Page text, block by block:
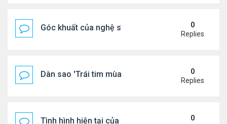
Góc khuất của nghệ sĩ Hoài Tâm
0
Replies
Dàn sao 'Trái tim mùa thu' sau 26 năm
0
Replies
Tình hình hiện tại của Quang Lê
0